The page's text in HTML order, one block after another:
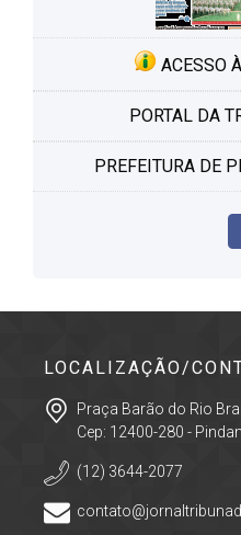
ACESSO
PORTAL DA
PREFEITURA DE
LOCALIZAÇÃO/
Praça Barão do Rio
Cep: 12400-280 -
(12) 3644-2077